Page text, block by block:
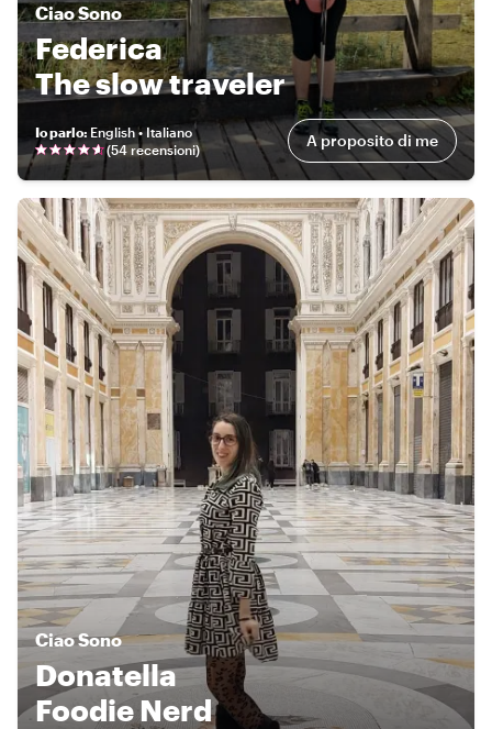
CiaoSono
Federica
The slow traveler
Io parlo: English • Italiano
(54 recensioni) A proposito di me
CiaoSono
Donatella
Foodie Nerd